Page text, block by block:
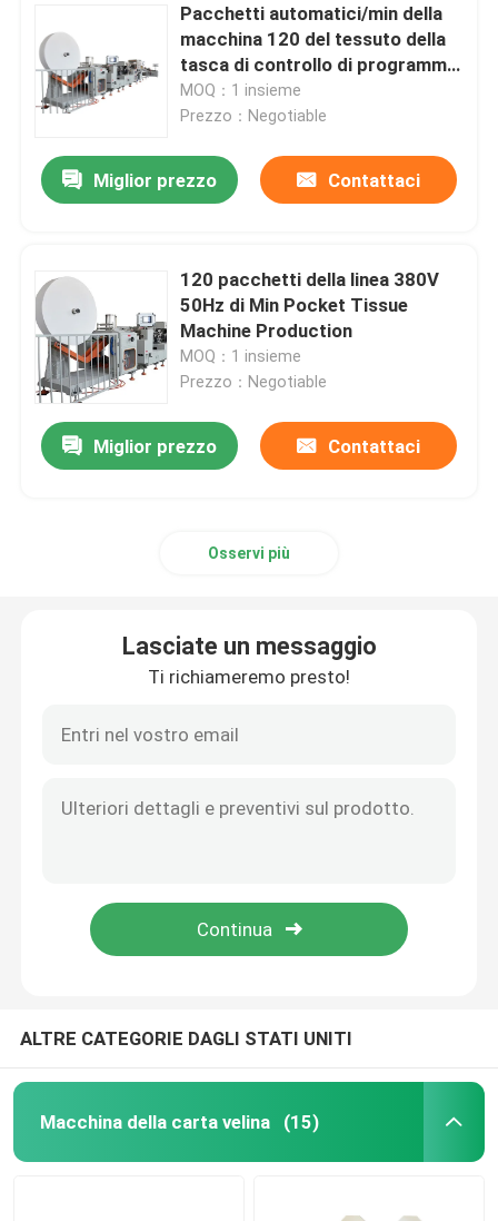
Pacchetti automatici/min della
macchina 120 del tessuto della
tasca di controllo di programma
dello SpA
MOQ：1 insieme
Prezzo：Negotiable
Miglior prezzo Contattaci
120 pacchetti della linea 380V
50Hz di Min Pocket Tissue
Machine Production
MOQ：1 insieme
Prezzo：Negotiable
Miglior prezzo Contattaci
Osservi più
Lasciate un messaggio
Ti richiameremo presto!
ALTRE CATEGORIE DAGLI STATI UNITI
Macchina della carta velina (15)